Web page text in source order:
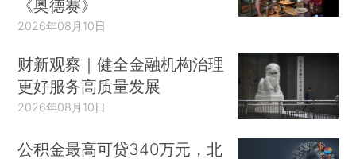
《奥德赛》
2026年08月10日
财新观察｜健全金融机构治理
更好服务高质量发展
2026年08月10日
公积金最高可贷340万元，北